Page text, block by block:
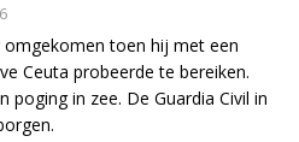
toen hij met een
Ceuta probeerde te bereiken.
poging in zee. De Guardia Civil in